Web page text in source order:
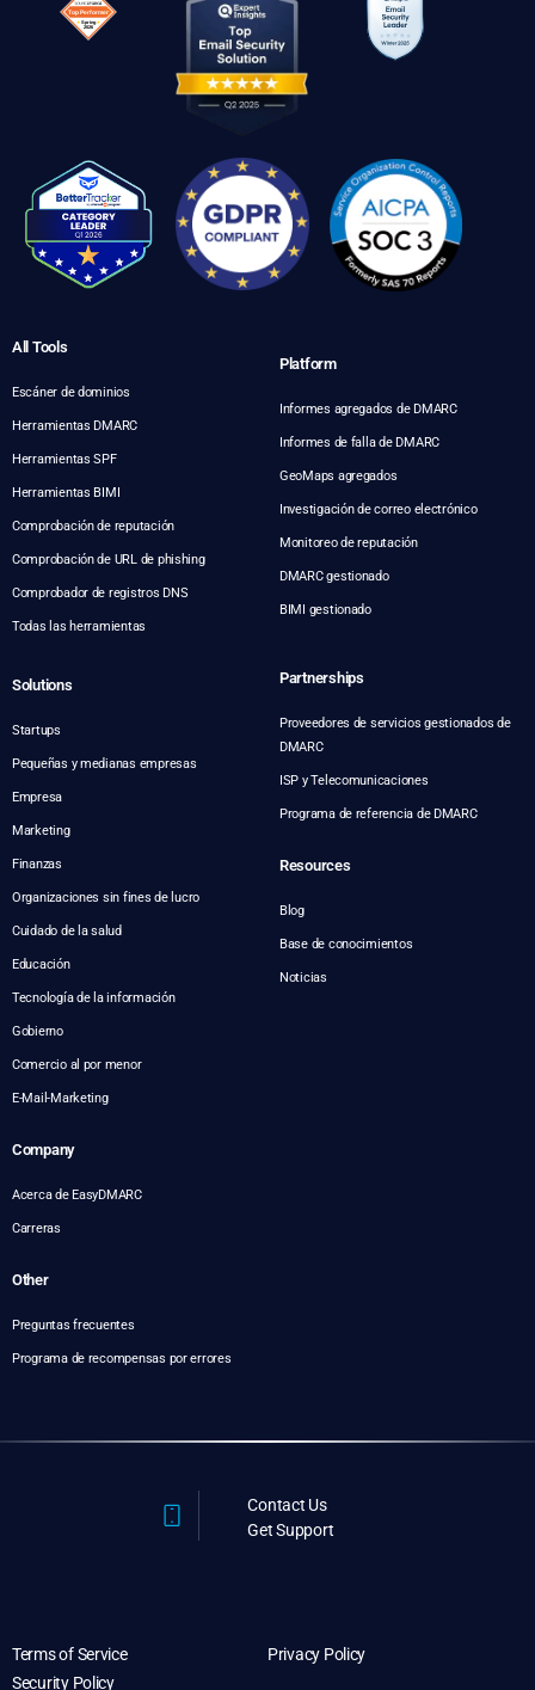
All Tools
Escáner de dominios
Herramientas DMARC
Herramientas SPF
Herramientas BIMI
Comprobación de reputación
Comprobación de URL de phishing
Comprobador de registros DNS
Todas las herramientas
Platform
Informes agregados de DMARC
Informes de falla de DMARC
GeoMaps agregados
Investigación de correo electrónico
Monitoreo de reputación
DMARC gestionado
BIMI gestionado
Solutions
Startups
Pequeñas y medianas empresas
Empresa
Marketing
Finanzas
Organizaciones sin fines de lucro
Cuidado de la salud
Educación
Tecnología de la información
Gobierno
Comercio al por menor
E-Mail-Marketing
Partnerships
Proveedores de servicios gestionados de
DMARC
ISP y Telecomunicaciones
Programa de referencia de DMARC
Resources
Blog
Base de conocimientos
Noticias
Company
Acerca de EasyDMARC
Carreras
Other
Preguntas frecuentes
Programa de recompensas por errores
Contact Us
Get Support
Terms of Service
Privacy Policy
Security Policy